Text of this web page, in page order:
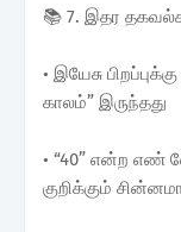
📚 7. இதர
• இயேசு
காலம்” இருந்தது
• “40” என்ற எண்
குறிக்கும்